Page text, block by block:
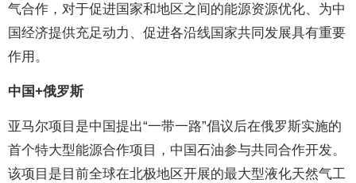
气合作，对于促进国家和地区之间的能源资源优化、为中
国经济提供充足动力、促进各沿线国家共同发展具有重要
作用。
中国+俄罗斯
亚马尔项目是中国提出“一带一路”倡议后在俄罗斯实施的
首个特大型能源合作项目，中国石油参与共同合作开发。
该项目是目前全球在北极地区开展的最大型液化天然气工